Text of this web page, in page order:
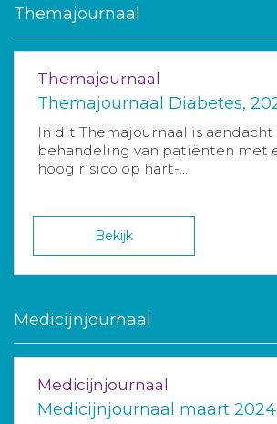
Themajournaal
Themajournaal
Themajournaal Diabetes,
In dit Themajournaal is aandacht
behandeling van patiënten met
hoog risico op hart-...
Bekijk
Medicijnjournaal
Medicijnjournaal
Medicijnjournaal maart 2024